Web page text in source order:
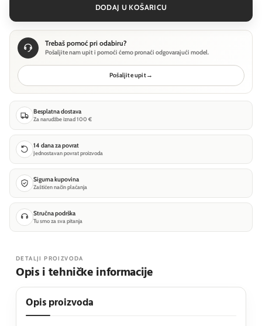
DODAJ U KOŠARICU
Trebaš pomoć pri odabiru?
Pošaljite nam upit i pomoći ćemo pronaći odgovarajući model.
Pošaljite upit→
Besplatna dostava
Za narudžbe iznad 100 €
14 dana za povrat
Jednostavan povrat proizvoda
Sigurna kupovina
Zaštićen način plaćanja
Stručna podrška
Tu smo za sva pitanja
DETALJI PROIZVODA
Opis i tehničke informacije
Opis proizvoda